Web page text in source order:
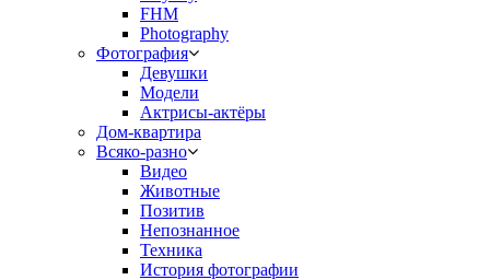
FHM
Photography
Фотография
Девушки
Модели
Актрисы-актёры
Дом-квартира
Всяко-разно
Видео
Животные
Позитив
Непознанное
Техника
История фотографии